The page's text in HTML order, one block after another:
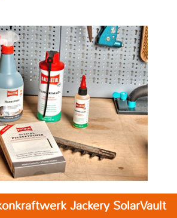
Jackery SolarVault